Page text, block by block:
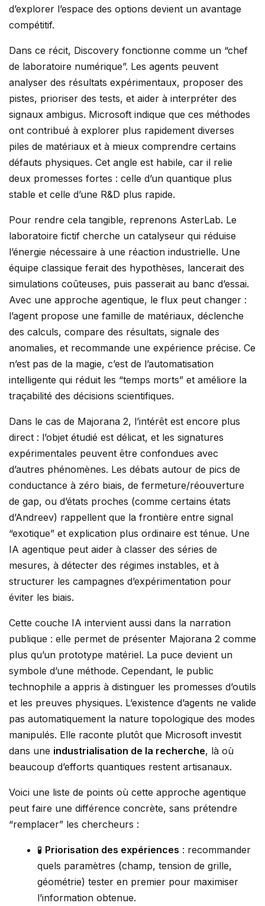
d’explorer l’espace des options devient un avantage
compétitif.
Dans ce récit, Discovery fonctionne comme un “chef
de laboratoire numérique”. Les agents peuvent
analyser des résultats expérimentaux, proposer des
pistes, prioriser des tests, et aider à interpréter des
signaux ambigus. Microsoft indique que ces méthodes
ont contribué à explorer plus rapidement diverses
piles de matériaux et à mieux comprendre certains
défauts physiques. Cet angle est habile, car il relie
deux promesses fortes : celle d’un quantique plus
stable et celle d’une R&D plus rapide.
Pour rendre cela tangible, reprenons AsterLab. Le
laboratoire fictif cherche un catalyseur qui réduise
l’énergie nécessaire à une réaction industrielle. Une
équipe classique ferait des hypothèses, lancerait des
simulations coûteuses, puis passerait au banc d’essai.
Avec une approche agentique, le flux peut changer :
l’agent propose une famille de matériaux, déclenche
des calculs, compare des résultats, signale des
anomalies, et recommande une expérience précise. Ce
n’est pas de la magie, c’est de l’automatisation
intelligente qui réduit les “temps morts” et améliore la
traçabilité des décisions scientifiques.
Dans le cas de Majorana 2, l’intérêt est encore plus
direct : l’objet étudié est délicat, et les signatures
expérimentales peuvent être confondues avec
d’autres phénomènes. Les débats autour de pics de
conductance à zéro biais, de fermeture/réouverture
de gap, ou d’états proches (comme certains états
d’Andreev) rappellent que la frontière entre signal
“exotique” et explication plus ordinaire est ténue. Une
IA agentique peut aider à classer des séries de
mesures, à détecter des régimes instables, et à
structurer les campagnes d’expérimentation pour
éviter les biais.
Cette couche IA intervient aussi dans la narration
publique : elle permet de présenter Majorana 2 comme
plus qu’un prototype matériel. La puce devient un
symbole d’une méthode. Cependant, le public
technophile a appris à distinguer les promesses d’outils
et les preuves physiques. L’existence d’agents ne valide
pas automatiquement la nature topologique des modes
manipulés. Elle raconte plutôt que Microsoft investit
dans une industrialisation de la recherche, là où
beaucoup d’efforts quantiques restent artisanaux.
Voici une liste de points où cette approche agentique
peut faire une différence concrète, sans prétendre
“remplacer” les chercheurs :
🧪 Priorisation des expériences : recommander
quels paramètres (champ, tension de grille,
géométrie) tester en premier pour maximiser
l’information obtenue.